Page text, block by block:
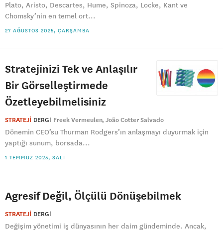
Plato, Aristo, Descartes, Hume, Spinoza, Locke, Kant ve
Chomsky’nin en temel ort...
27 AĞUSTOS 2025, ÇARŞAMBA
Stratejinizi Tek ve Anlaşılır
Bir Görselleştirmede
Özetleyebilmelisiniz
STRATEJİ DERGI Freek Vermeulen João Cotter Salvado
Dönemin CEO’su Thurman Rodgers’ın anlaşmayı duyurmak için
yaptığı sunum, borsada...
1 TEMMUZ 2025, SALI
Agresif Değil, Ölçülü Dönüşebilmek
STRATEJİ DERGI
Değişim yönetimi iş dünyasının her daim gündeminde. Ancak,